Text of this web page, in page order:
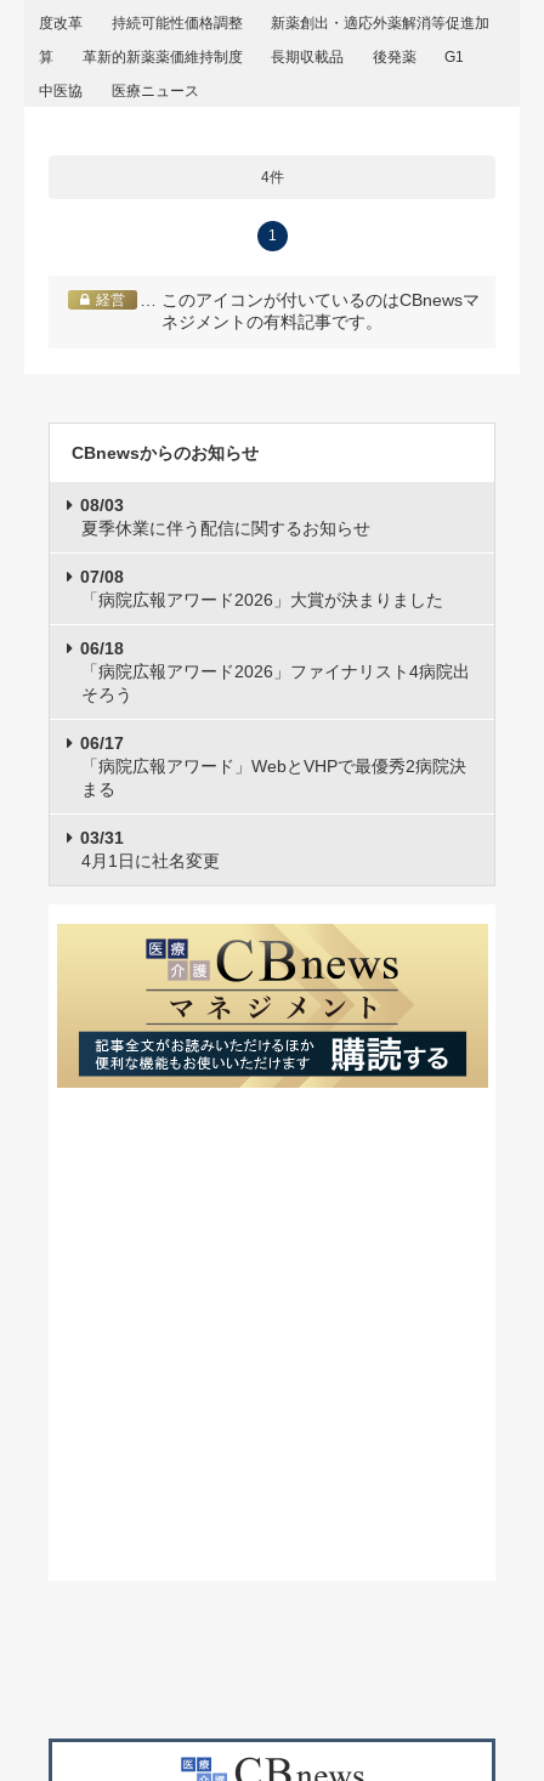
度改革
持続可能性価格調整
新薬創出・適応外薬解消等促進加
算
革新的新薬薬価維持制度 長期収載品 後発薬
G1
中医協
医療ニュース
4件
1
経営
… このアイコンが付いているのはCBnewsマ
ネジメントの有料記事です。
CBnewsからのお知らせ
08/03
夏季休業に伴う配信に関するお知らせ
07/08
「病院広報アワード2026」大賞が決まりました
06/18
「病院広報アワード2026」ファイナリスト4病院出
そろう
06/17
「病院広報アワード」WebとVHPで最優秀2病院決
まる
03/31
4月1日に社名変更